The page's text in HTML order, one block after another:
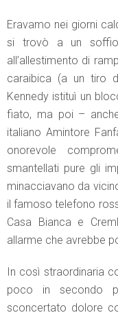
Eravamo nei giorni
si trovò a un soffio
all’allestimento di
caraibica (a un tiro
Kennedy istituì un
fiato, ma poi –
italiano Amintore
onorevole
smantellati pure gli
minacciavano da
il famoso telefono
Casa Bianca e
allarme che avrebbe
In così straordinaria
poco in secondo
sconcertato dolore